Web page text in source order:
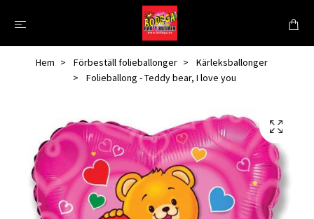
Hem Förbeställ folieballonger
Kärleksballonger
Folieballong - Teddy bear, I love you